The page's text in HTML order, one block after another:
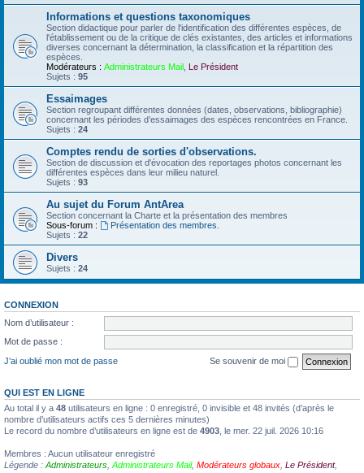
Informations et questions taxonomiques
Section didactique pour parler de l'identification des différentes espèces, de
l'établissement ou de la critique de clés existantes, des articles et informations
diverses concernant la détermination, la classification et la répartition des
espèces.
Modérateurs : Administrateurs Mail Le Président
Sujets : 95
Essaimages
Section regroupant différentes données (dates, observations, bibliographie)
concernant les périodes d’essaimages des espèces rencontrées en France.
Sujets : 24
Comptes rendu de sorties d'observations.
Section de discussion et d'évocation des reportages photos concernant les
différentes espèces dans leur milieu naturel.
Sujets : 93
Au sujet du Forum AntArea
Section concernant la Charte et la présentation des membres
Sous-forum :
Présentation des membres.
Sujets : 22
Divers
Sujets : 24
CONNEXION
Nom d’utilisateur :
Mot de passe :
J’ai oublié mon mot de passe
Se souvenir de moi
QUI EST EN LIGNE
Au total il y a 48 utilisateurs en ligne : 0 enregistré, 0 invisible et 48 invités (d’après le
nombre d’utilisateurs actifs ces 5 dernières minutes)
Le record du nombre d’utilisateurs en ligne est de 4903 , le mer. 22 juil. 2026 10:16
Membres : Aucun utilisateur enregistré
Légende : Administrateurs Administrateurs Mail, Modérateurs globaux Le Président,